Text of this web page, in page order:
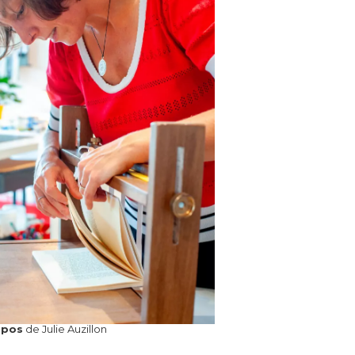
de Julie Auzillon